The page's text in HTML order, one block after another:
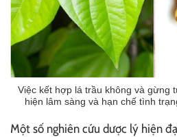
Việc kết hợp lá trầu không và gừng
hiện lâm sàng và hạn chế tình
Một số nghiên cứu dược lý hiện